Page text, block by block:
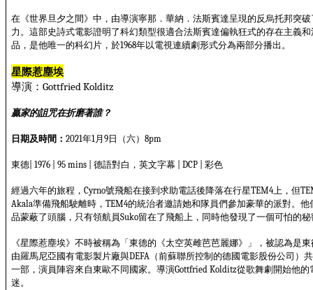
在《世界旦夕之間》中，由導演寧那．華納．法斯賓達呈現的反烏托邦突
力。這部史詩式電影證明了科幻類型很適合法斯賓達偏執狂式的存在主義
品，是他唯一的科幻片，於1968年以電視連續劇形式分為兩部分播出。
星際惹塵埃
導演：Gottfried Kolditz
贏家的詛咒在折磨著誰？
日期及時間：2021年1月9日（六）8pm
東德 | 1976 | 95 mins |德語對白，英文字幕 | DCP |彩色
經過六年的旅程，Cyrno號飛船在接到求助電話後降落在行星TEM4上，但
Akala準備飛船駛離時，TEM4的統治者邀請她和隊員們參加豪華的派對。
品蒙蔽了頭腦，只有領航員Suko留在了飛船上，同時他發現了一個可怕的
《星際惹塵埃》不時被稱為「東德的《太空英雌芭芭麗娜》」，被認為是
由羅馬尼亞國有電影製片廠與DEFA （前蘇聯所控制的德國電影股份公司）
一部，演員陣容來自東歐不同國家。導演Gottfried Kolditz從歌舞劇開始他
迷。